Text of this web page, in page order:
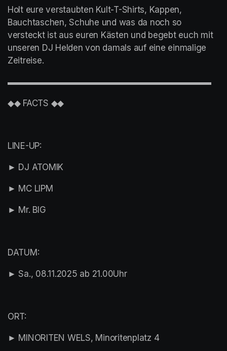
Holt eure verstaubten Kult-T-Shirts, Kappen,
Bauchtaschen, Schuhe und was da noch so
versteckt ist aus euren Kästen und begebt euch mit
unseren DJ Helden von damals auf eine einmalige
Zeitreise.
▬▬▬▬▬▬▬▬▬▬▬▬▬▬▬▬▬▬▬▬▬▬▬▬
◆◆ FACTS ◆◆
LINE-UP:
► DJ ATOMIK
► MC LIPM
► Mr. BIG
DATUM:
► Sa., 08.11.2025 ab 21.00Uhr
ORT:
► MINORITEN WELS, Minoritenplatz 4